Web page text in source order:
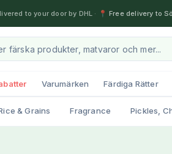
to your door by DHL · 📍 Free delivery to
Varumärken Färdiga Rätter
& Grains Fragrance Pickles,